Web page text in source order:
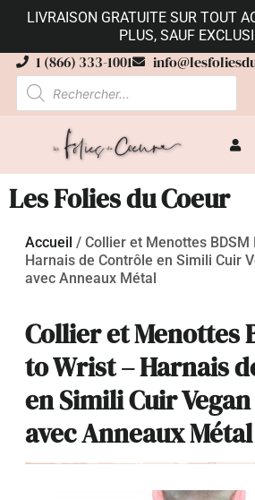
LIVRAISON GRATUITE SUR TOUT
PLUS, SAUF
1 (866) 333-1001
Les Folies du Coeur
Accueil / Collier et Menottes BDSM
Harnais de Contrôle en Simili Cuir
avec Anneaux Métal
Collier et Menottes
to Wrist – Harnais
en Simili Cuir
avec Anneaux Métal